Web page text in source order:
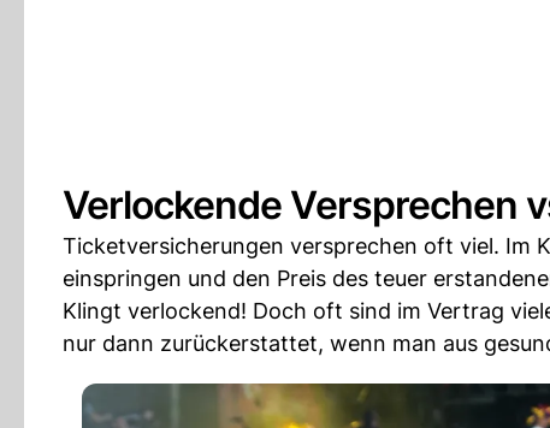
Verlockende Versprechen
Ticketversicherungen versprechen oft viel. Im
einspringen und den Preis des teuer
Klingt verlockend! Doch oft sind im Vertrag
nur dann zurückerstattet, wenn man aus